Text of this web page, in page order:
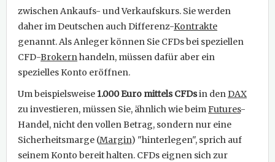
zwischen Ankaufs- und Verkaufskurs. Sie werden
daher im Deutschen auch Differenz-Kontrakte
genannt. Als Anleger können Sie CFDs bei speziellen
CFD-Brokernhandeln, müssen dafür aber ein
spezielles Konto eröffnen.
Um beispielsweise 1.000 Euro mittels CFDsin denDAX
zu investieren, müssen Sie, ähnlich wie beimFutures-
Handel, nicht den vollen Betrag, sondern nur eine
Sicherheitsmarge (Margin) "hinterlegen", sprich auf
seinem Konto bereit halten. CFDs eignen sich zur